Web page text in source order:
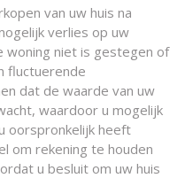
van uw huis na
verlies op uw
woning niet is gestegen of
fluctuerende
dat de waarde van uw
waardoor u mogelijk
oorspronkelijk heeft
om rekening te houden
u besluit om uw huis